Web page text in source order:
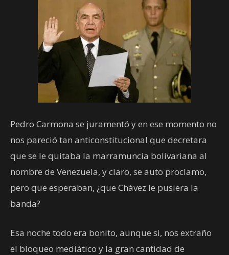
Pedro Carmona se juramentó y en ese momento no
nos pareció tan anticonstitucional que decretara
que se le quitaba la marramuncia bolivariana al
nombre de Venezuela, y claro, se auto proclamo,
pero que esperaban, ¿que Chávez le pusiera la
banda?
Esa noche todo era bonito, aunque si, nos extraño
el bloqueo mediático y la gran cantidad de